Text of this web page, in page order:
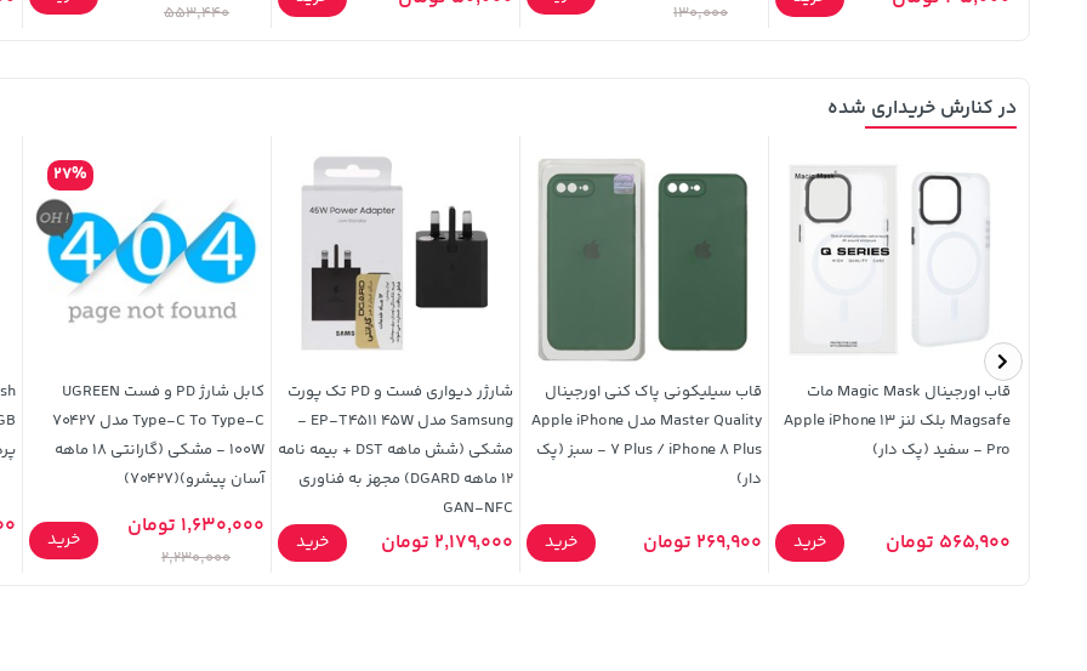
130,000
553,440
در کنارش خریداری شده
قاب اورجینال Magic Mask مات
Magsafe بلک لنز Apple iPhone 13
Pro - سفید (پک دار)
565,900 تومان خرید
قاب سیلیکونی پاک کنی اورجینال
Master Quality مدل Apple iPhone
7 Plus / iPhone 8 Plus - سبز (پک
دار)
269,900 تومان خرید
شارژر دیواری فست و PD تک پورت
Samsung مدل EP-T4511 45W -
مشکی (شش ماهه DST + بیمه نامه
12 ماهه DGARD) مجهز به فناوری
GAN-NFC
2,179,000 تومان خرید
کابل شارژ PD و فست UGREEN
Type-C To Type-C مدل 70427
100W - مشکی (گارانتی 18 ماهه
آسان پیشرو)(70427)
27%
1,630,000 تومان
2,230,000
خرید